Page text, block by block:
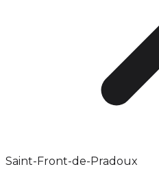
Saint-Front-de-Pradoux